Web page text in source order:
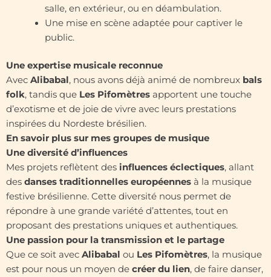
salle, en extérieur, ou en déambulation.
Une mise en scène adaptée pour captiver le
public.
Une expertise musicale reconnue
Avec Alibabal, nous avons déjà animé de nombreux bals
folk, tandis que Les Pifomètres apportent une touche
d’exotisme et de joie de vivre avec leurs prestations
inspirées du Nordeste brésilien.
En savoir plus sur mes groupes de musique
Une diversité d’influences
Mes projets reflètent des influences éclectiques, allant
des danses traditionnelles européennes à la musique
festive brésilienne. Cette diversité nous permet de
répondre à une grande variété d’attentes, tout en
proposant des prestations uniques et authentiques.
Une passion pour la transmission et le partage
Que ce soit avec Alibabal ou Les Pifomètres, la musique
est pour nous un moyen de créer du lien, de faire danser,